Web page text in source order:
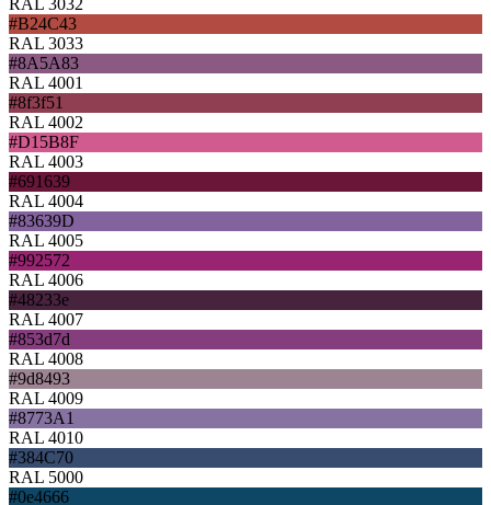
#B24C43
RAL 3033
#8A5A83
RAL 4001
#8f3f51
RAL 4002
#D15B8F
RAL 4003
#691639
RAL 4004
#83639D
RAL 4005
#992572
RAL 4006
#48233e
RAL 4007
#853d7d
RAL 4008
#9d8493
RAL 4009
#8773A1
RAL 4010
#384C70
RAL 5000
#0e4666